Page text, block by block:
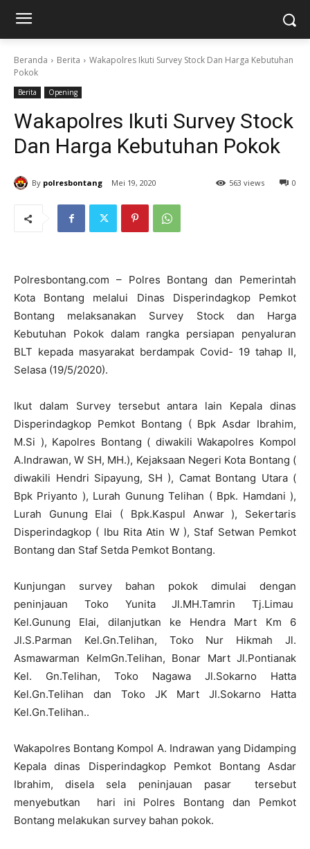
Beranda Berita
Wakapolres Ikuti Survey Stock Dan Harga Kebutuhan
Pokok
Berita Opening
Wakapolres Ikuti Survey Stock
Dan Harga Kebutuhan Pokok
By polresbontang Mei 19, 2020 0
563 views
Polresbontang.com – Polres Bontang dan Pemerintah
Kota Bontang melalui Dinas Disperindagkop Pemkot
Bontang melaksanakan Survey Stock dan Harga
Kebutuhan Pokok dalam rangka persiapan penyaluran
BLT kepada masyarakat berdampak Covid- 19 tahap II,
Selasa (19/5/2020).
Ikut dalam Survey tersebut antara lain Kepala dinas
Disperindagkop Pemkot Bontang ( Bpk Asdar Ibrahim,
M.Si ), Kapolres Bontang ( diwakili Wakapolres Kompol
A.Indrawan, W SH, MH.), Kejaksaan Negeri Kota Bontang (
diwakili Hendri Sipayung, SH ), Camat Bontang Utara (
Bpk Priyanto ), Lurah Gunung Telihan ( Bpk. Hamdani ),
Lurah Gunung Elai ( Bpk.Kaspul Anwar ), Sekertaris
Disperindagkop ( Ibu Rita Atin W ), Staf Setwan Pemkot
Bontang dan Staf Setda Pemkot Bontang.
Kunjungan survey bahan pokok dimulai dengan
peninjauan Toko Yunita Jl.MH.Tamrin Tj.Limau
Kel.Gunung Elai, dilanjutkan ke Hendra Mart Km 6
Jl.S.Parman Kel.Gn.Telihan, Toko Nur Hikmah Jl.
Asmawarman KelmGn.Telihan, Bonar Mart Jl.Pontianak
Kel. Gn.Telihan, Toko Nagawa Jl.Sokarno Hatta
Kel.Gn.Telihan dan Toko JK Mart Jl.Sokarno Hatta
Kel.Gn.Telihan..
Wakapolres Bontang Kompol A. Indrawan yang Didamping
Kepala dinas Disperindagkop Pemkot Bontang Asdar
Ibrahim, disela sela peninjauan pasar tersebut
menyebutkan hari ini Polres Bontang dan Pemkot
Bontang melakukan survey bahan pokok.